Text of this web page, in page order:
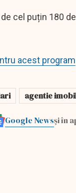
cel puțin 180
acest program
agentie
Google Newsși în